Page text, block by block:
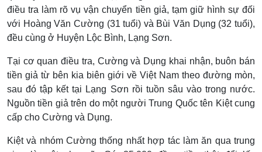
điều tra làm rõ vụ vận chuyển tiền giả, tạm giữ hình sự đối
với Hoàng Văn Cường (31 tuổi) và Bùi Văn Dụng (32 tuổi),
đều cùng ở Huyện Lộc Bình, Lạng Sơn.
Tại cơ quan điều tra, Cường và Dụng khai nhận, buôn bán
tiền giả từ bên kia biên giới về Việt Nam theo đường mòn,
sau đó tập kết tại Lạng Sơn rồi tuồn sâu vào trong nước.
Nguồn tiền giả trên do một người Trung Quốc tên Kiệt cung
cấp cho Cường và Dụng.
Kiệt và nhóm Cường thống nhất hợp tác làm ăn qua trung